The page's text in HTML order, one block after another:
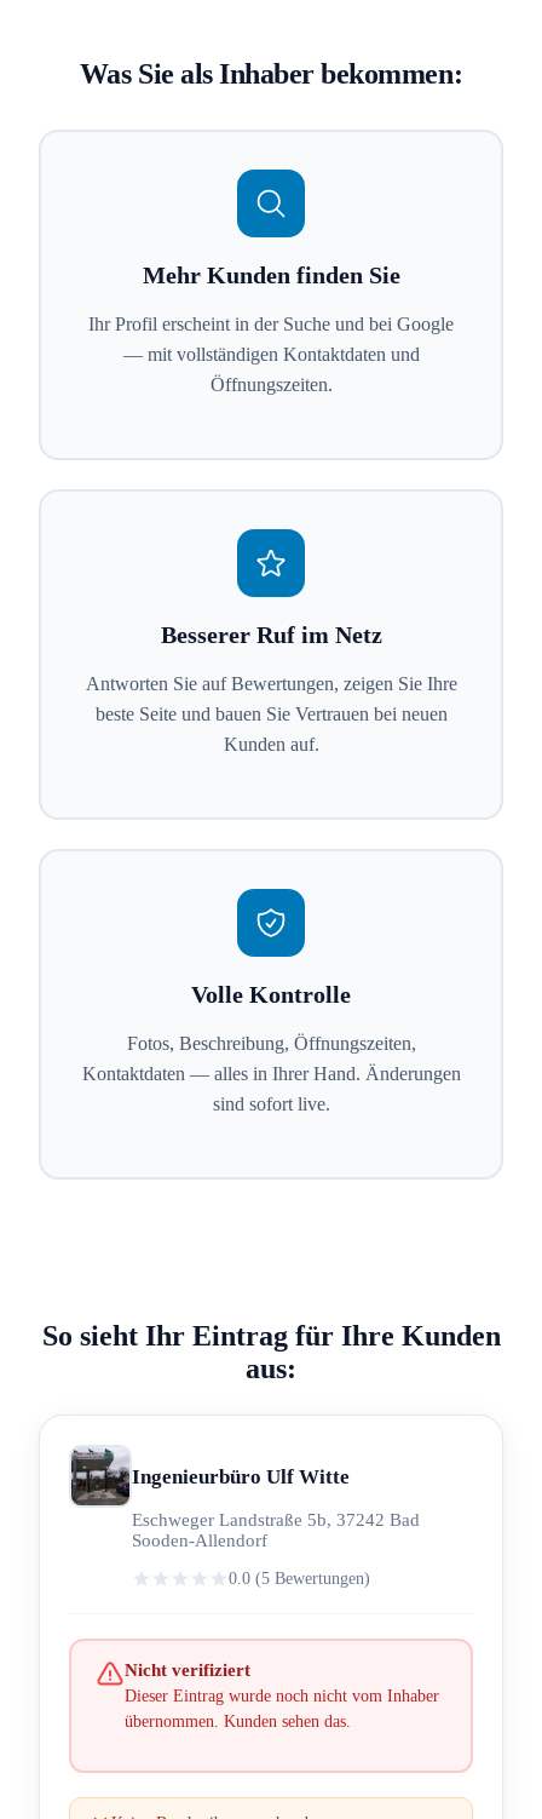
Was Sie als Inhaber bekommen:
Mehr Kunden finden Sie
Ihr Profil erscheint in der Suche und bei Google
— mit vollständigen Kontaktdaten und
Öffnungszeiten.
Besserer Ruf im Netz
Antworten Sie auf Bewertungen, zeigen Sie Ihre
beste Seite und bauen Sie Vertrauen bei neuen
Kunden auf.
Volle Kontrolle
Fotos, Beschreibung, Öffnungszeiten,
Kontaktdaten — alles in Ihrer Hand. Änderungen
sind sofort live.
So sieht Ihr Eintrag für Ihre Kunden
aus:
Ingenieurbüro Ulf Witte
Eschweger Landstraße 5b, 37242 Bad
Sooden-Allendorf
0.0 (5 Bewertungen)
Nicht verifiziert
Dieser Eintrag wurde noch nicht vom Inhaber
übernommen. Kunden sehen das.